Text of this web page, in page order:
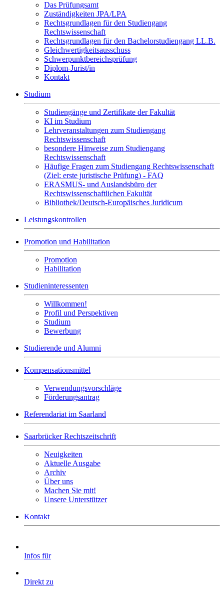
Das Prüfungsamt
Zuständigkeiten JPA/LPA
Rechtsgrundlagen für den Studiengang
Rechtswissenschaft
Rechtsgrundlagen für den Bachelorstudiengang LL.B.
Gleichwertigkeitsausschuss
Schwerpunktbereichsprüfung
Diplom-Jurist/in
Kontakt
Studium
Studiengänge und Zertifikate der Fakultät
KI im Studium
Lehrveranstaltungen zum Studiengang
Rechtswissenschaft
besondere Hinweise zum Studiengang
Rechtswissenschaft
Häufige Fragen zum Studiengang Rechtswissenschaft
(Ziel: erste juristische Prüfung) - FAQ
ERASMUS- und Auslandsbüro der
Rechtswissenschaftlichen Fakultät
Bibliothek/Deutsch-Europäisches Juridicum
Leistungskontrollen
Promotion und Habilitation
Promotion
Habilitation
Studieninteressenten
Willkommen!
Profil und Perspektiven
Studium
Bewerbung
Studierende und Alumni
Kompensationsmittel
Verwendungsvorschläge
Förderungsantrag
Referendariat im Saarland
Saarbrücker Rechtszeitschrift
Neuigkeiten
Aktuelle Ausgabe
Archiv
Über uns
Machen Sie mit!
Unsere Unterstützer
Kontakt
Infos für
Direkt zu